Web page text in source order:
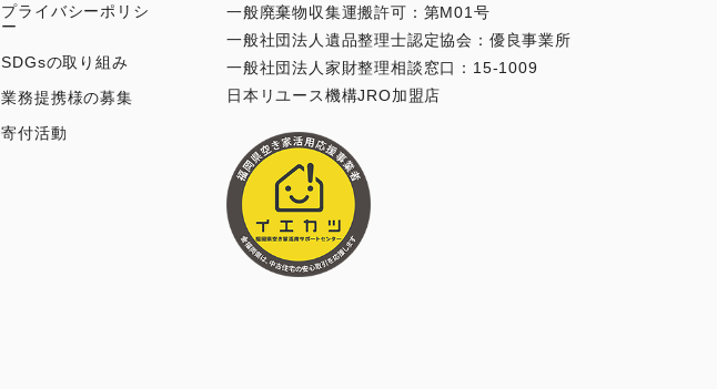
プライバシーポリシ
ー
SDGsの取り組み
業務提携様の募集
寄付活動
一般廃棄物収集運搬許可：第M01号
一般社団法人遺品整理士認定協会：優良事業所
一般社団法人家財整理相談窓口：15-1009
日本リユース機構JRO加盟店